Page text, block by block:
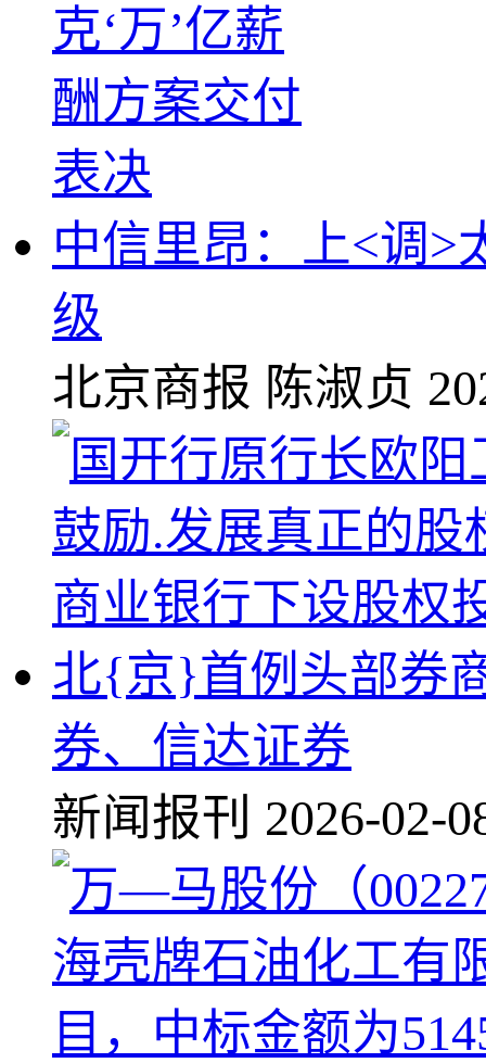
中信里昂：上<调>
级
北京商报 陈淑贞
北{京}首例头部券
券、信达证券
新闻报刊 2026-02-